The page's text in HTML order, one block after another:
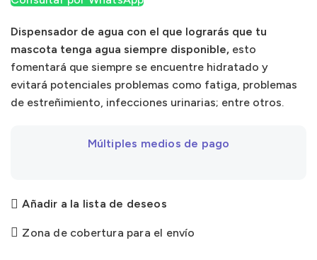
Dispensador de agua con el que lograrás que tu
mascota tenga agua siempre disponible, esto
fomentará que siempre se encuentre hidratado y
evitará potenciales problemas como fatiga, problemas
de estreñimiento, infecciones urinarias; entre otros.
Múltiples medios de pago
Añadir a la lista de deseos
Zona de cobertura para el envío